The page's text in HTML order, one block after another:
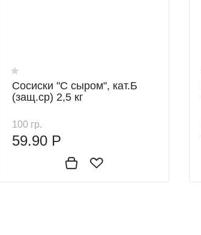
Сосиски "С сыром", кат.Б
(защ.ср) 2,5 кг
100 гр.
59.90 Р